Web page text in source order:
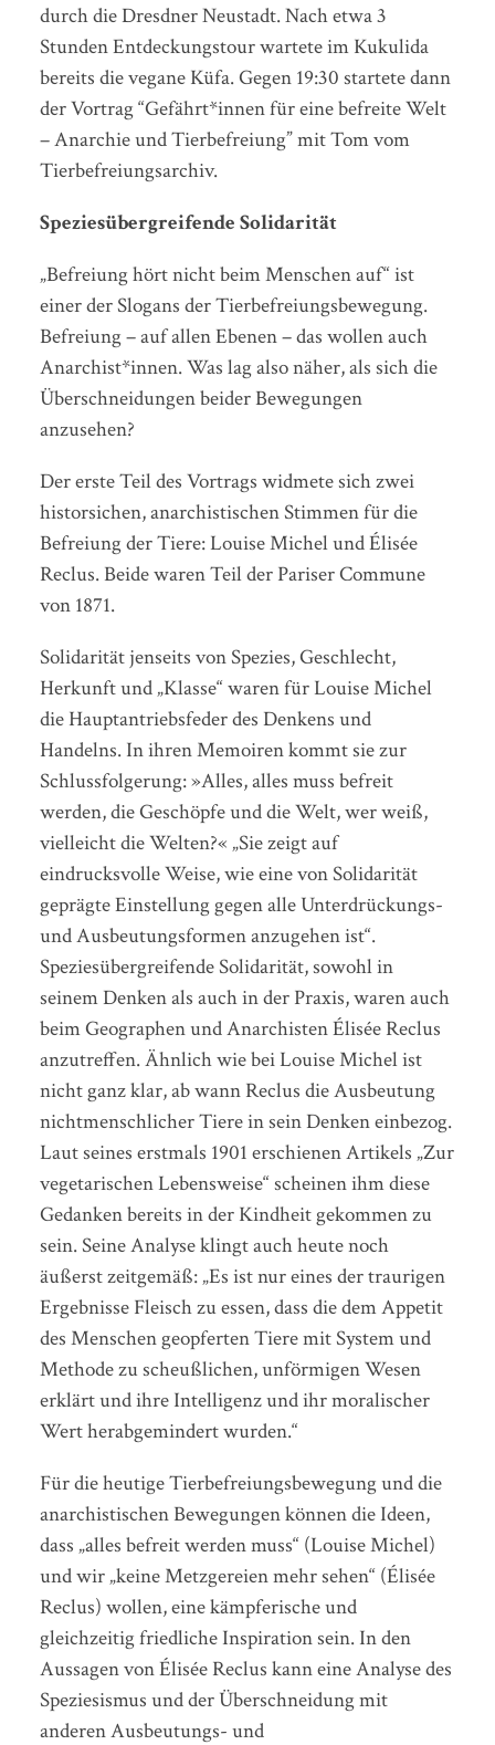
durch die Dresdner Neustadt. Nach etwa 3
Stunden Entdeckungstour wartete im Kukulida
bereits die vegane Küfa. Gegen 19:30 startete dann
der Vortrag “Gefährt*innen für eine befreite Welt
– Anarchie und Tierbefreiung” mit Tom vom
Tierbefreiungsarchiv.
Speziesübergreifende Solidarität
„Befreiung hört nicht beim Menschen auf“ ist
einer der Slogans der Tierbefreiungsbewegung.
Befreiung – auf allen Ebenen – das wollen auch
Anarchist*innen. Was lag also näher, als sich die
Überschneidungen beider Bewegungen
anzusehen?
Der erste Teil des Vortrags widmete sich zwei
historsichen, anarchistischen Stimmen für die
Befreiung der Tiere: Louise Michel und Élisée
Reclus. Beide waren Teil der Pariser Commune
von 1871.
Solidarität jenseits von Spezies, Geschlecht,
Herkunft und „Klasse“ waren für Louise Michel
die Hauptantriebsfeder des Denkens und
Handelns. In ihren Memoiren kommt sie zur
Schlussfolgerung: »Alles, alles muss befreit
werden, die Geschöpfe und die Welt, wer weiß,
vielleicht die Welten?« „Sie zeigt auf
eindrucksvolle Weise, wie eine von Solidarität
geprägte Einstellung gegen alle Unterdrückungs-
und Ausbeutungsformen anzugehen ist“.
Speziesübergreifende Solidarität, sowohl in
seinem Denken als auch in der Praxis, waren auch
beim Geographen und Anarchisten Élisée Reclus
anzutreffen. Ähnlich wie bei Louise Michel ist
nicht ganz klar, ab wann Reclus die Ausbeutung
nichtmenschlicher Tiere in sein Denken einbezog.
Laut seines erstmals 1901 erschienen Artikels „Zur
vegetarischen Lebensweise“ scheinen ihm diese
Gedanken bereits in der Kindheit gekommen zu
sein. Seine Analyse klingt auch heute noch
äußerst zeitgemäß: „Es ist nur eines der traurigen
Ergebnisse Fleisch zu essen, dass die dem Appetit
des Menschen geopferten Tiere mit System und
Methode zu scheußlichen, unförmigen Wesen
erklärt und ihre Intelligenz und ihr moralischer
Wert herabgemindert wurden.“
Für die heutige Tierbefreiungsbewegung und die
anarchistischen Bewegungen können die Ideen,
dass „alles befreit werden muss“ (Louise Michel)
und wir „keine Metzgereien mehr sehen“ (Élisée
Reclus) wollen, eine kämpferische und
gleichzeitig friedliche Inspiration sein. In den
Aussagen von Élisée Reclus kann eine Analyse des
Speziesismus und der Überschneidung mit
anderen Ausbeutungs- und